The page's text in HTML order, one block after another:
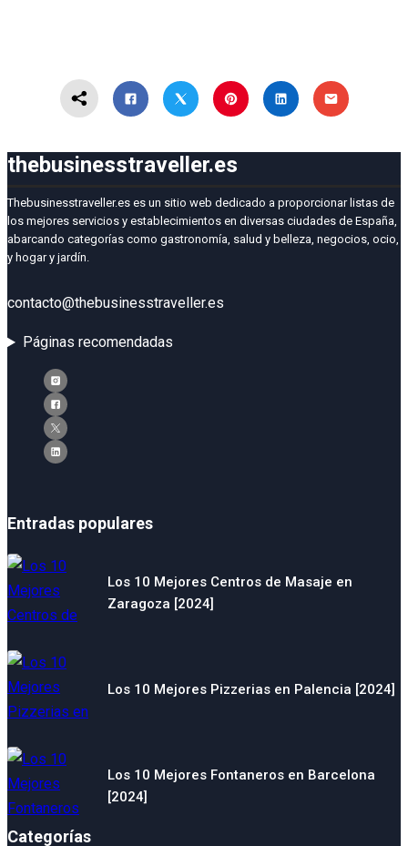
thebusinesstraveller.es
Thebusinesstraveller.es es un sitio web dedicado a proporcionar listas de
los mejores servicios y establecimientos en diversas ciudades de España,
abarcando categorías como gastronomía, salud y belleza, negocios, ocio,
y hogar y jardín.
contacto@thebusinesstraveller.es
Páginas recomendadas
Entradas populares
Los 10 Mejores Centros de Masaje en
Zaragoza [2024]
Los 10 Mejores Pizzerias en Palencia [2024]
Los 10 Mejores Fontaneros en Barcelona
[2024]
Categorías